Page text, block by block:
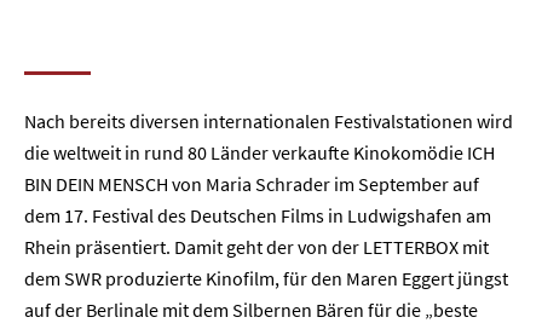
Nach bereits diversen internationalen Festivalstationen wird
die weltweit in rund 80 Länder verkaufte Kinokomödie ICH
BIN DEIN MENSCH von Maria Schrader im September auf
dem 17. Festival des Deutschen Films in Ludwigshafen am
Rhein präsentiert. Damit geht der von der LETTERBOX mit
dem SWR produzierte Kinofilm, für den Maren Eggert jüngst
auf der Berlinale mit dem Silbernen Bären für die „beste